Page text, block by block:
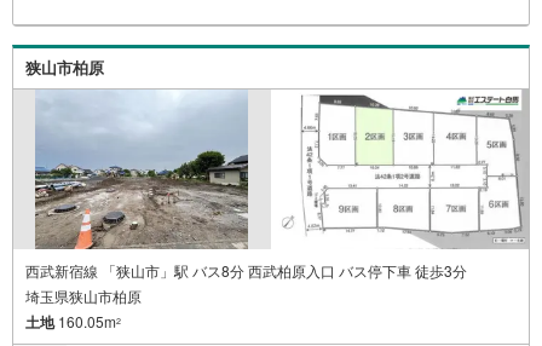
～19:00 この時間はお電話でのお問合わせがスムーズです
5.お子様連れでおこしくださいキッズスペース、授乳室、
オムツ替えベッド、アンパンマンジュースをご用意してお
ります。ご見学ご希望の方は、右上の“室内・現地を見学す
る（無料）をボタンからご予約ください。
狭山市柏原
西武新宿線 「狭山市」駅 バス8分 西武柏原入口 バス停下車 徒歩3分
埼玉県狭山市柏原
土地160.05m2